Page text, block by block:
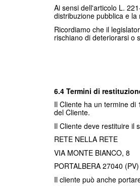
Ai sensi dell'articolo L.
distribuzione pubblica e
Ricordiamo che il
rischiano di deteriorarsi o
6.4 Termini di
Il Cliente ha un termine di
del Cliente.
Il Cliente deve restituire il
RETE NELLA RETE
VIA MONTE BIANCO, 8
PORTALBERA 27040 (PV)
Il cliente può anche